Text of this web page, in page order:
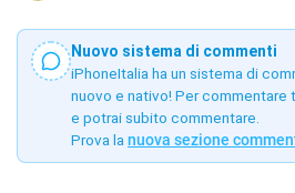
Nuovo sistema di commenti
iPhoneItalia ha un sistema di
nuovo e nativo! Per commentare
e potrai subito commentare.
Prova la nuova sezione